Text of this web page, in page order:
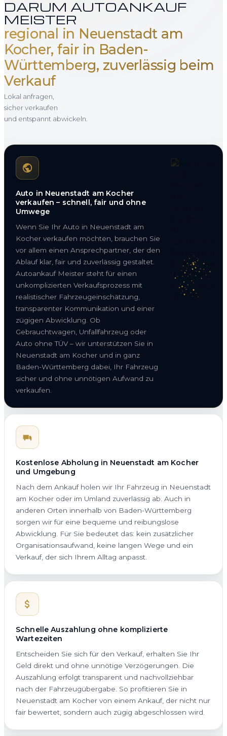
DARUM AUTOANKAUF
MEISTER
regional in Neuenstadt am
Kocher, fair in Baden-
Württemberg, zuverlässig beim
Verkauf
Lokal anfragen,
sicher verkaufen
und entspannt abwickeln.
Auto in Neuenstadt am Kocher
verkaufen – schnell, fair und ohne
Umwege
Wenn Sie Ihr Auto in Neuenstadt am
Kocher verkaufen möchten, brauchen Sie
vor allem einen Ansprechpartner, der den
Ablauf klar, fair und zuverlässig gestaltet.
Autoankauf Meister steht für einen
unkomplizierten Verkaufsprozess mit
realistischer Fahrzeugeinschätzung,
transparenter Kommunikation und einer
zügigen Abwicklung. Ob
Gebrauchtwagen, Unfallfahrzeug oder
Auto ohne TÜV – wir unterstützen Sie in
Neuenstadt am Kocher und in ganz
Baden-Württemberg dabei, Ihr Fahrzeug
sicher und ohne unnötigen Aufwand zu
verkaufen.
Kostenlose Abholung in Neuenstadt am Kocher
und Umgebung
Nach dem Ankauf holen wir Ihr Fahrzeug in Neuenstadt
am Kocher oder im Umland zuverlässig ab. Auch in
anderen Orten innerhalb von Baden-Württemberg
sorgen wir für eine bequeme und reibungslose
Abwicklung. Für Sie bedeutet das: kein zusätzlicher
Organisationsaufwand, keine langen Wege und ein
Verkauf, der sich Ihrem Alltag anpasst.
Schnelle Auszahlung ohne komplizierte
Wartezeiten
Entscheiden Sie sich für den Verkauf, erhalten Sie Ihr
Geld direkt und ohne unnötige Verzögerungen. Die
Auszahlung erfolgt transparent und nachvollziehbar
nach der Fahrzeugübergabe. So profitieren Sie in
Neuenstadt am Kocher von einem Ankauf, der nicht nur
fair bewertet, sondern auch zügig abgeschlossen wird.